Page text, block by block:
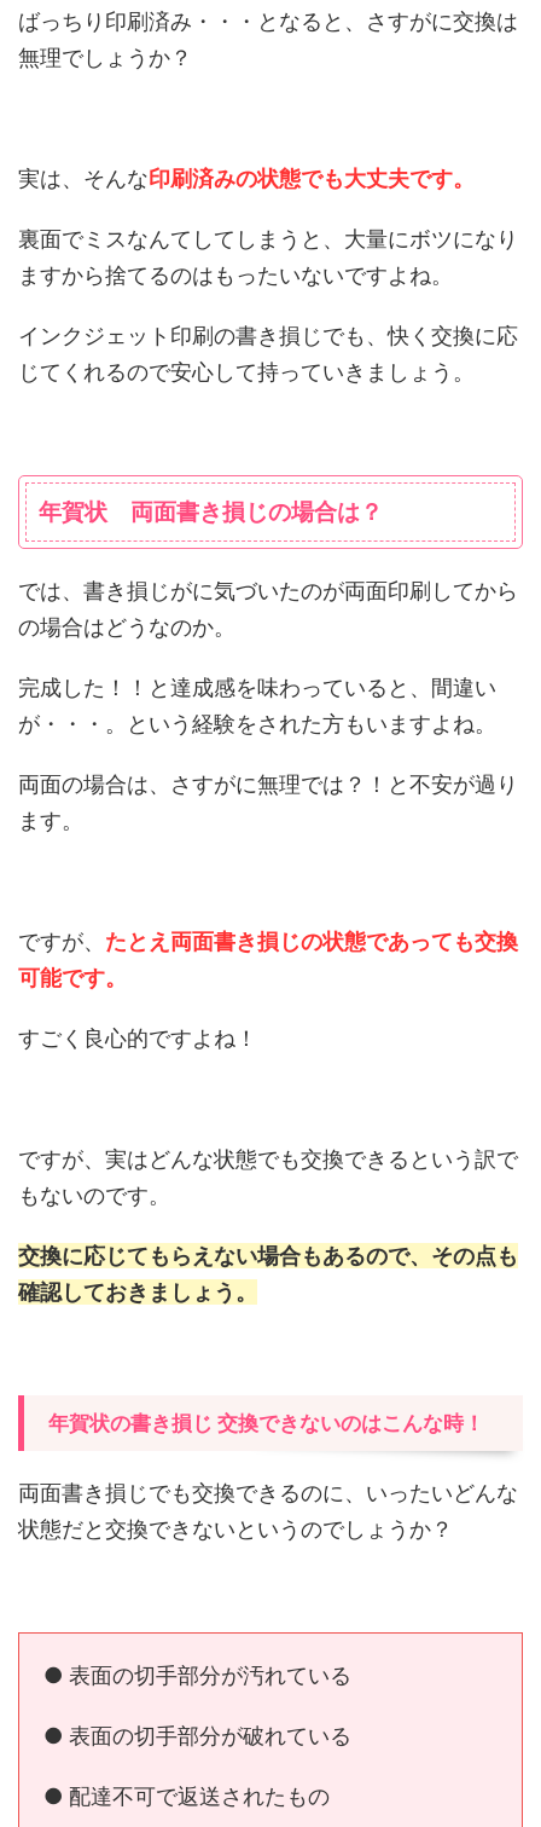
ばっちり印刷済み・・・となると、さすがに交換は
無理でしょうか？
実は、そんな印刷済みの状態でも大丈夫です。
裏面でミスなんてしてしまうと、大量にボツになり
ますから捨てるのはもったいないですよね。
インクジェット印刷の書き損じでも、快く交換に応
じてくれるので安心して持っていきましょう。
年賀状 両面書き損じの場合は？
では、書き損じがに気づいたのが両面印刷してから
の場合はどうなのか。
完成した！！と達成感を味わっていると、間違い
が・・・。という経験をされた方もいますよね。
両面の場合は、さすがに無理では？！と不安が過り
ます。
ですが、 たとえ両面書き損じの状態であっても交換
可能です。
すごく良心的ですよね！
ですが、実はどんな状態でも交換できるという訳で
もないのです。
交換に応じてもらえない場合もあるので、その点も
確認しておきましょう。
年賀状の書き損じ 交換できないのはこんな時！
両面書き損じでも交換できるのに、いったいどんな
状態だと交換できないというのでしょうか？
● 表面の切手部分が汚れている
● 表面の切手部分が破れている
● 配達不可で返送されたもの